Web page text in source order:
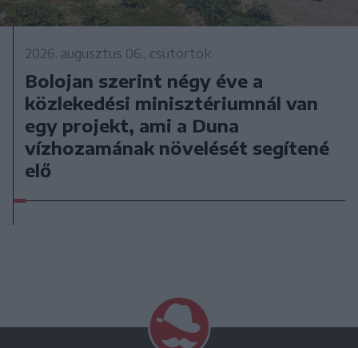
2026. augusztus 06., csütörtök
Bolojan szerint négy éve a
közlekedési minisztériumnál van
egy projekt, ami a Duna
vízhozamának növelését segítené
elő